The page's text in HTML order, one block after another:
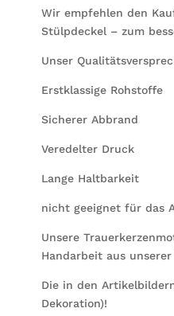
Wir empfehlen den
Stülpdeckel – zum
Unser
Erstklassige Rohstoffe
Sicherer Abbrand
Veredelter Druck
Lange Haltbarkeit
nicht geeignet für das
Unsere
Handarbeit aus
Die in den
Dekoration)!